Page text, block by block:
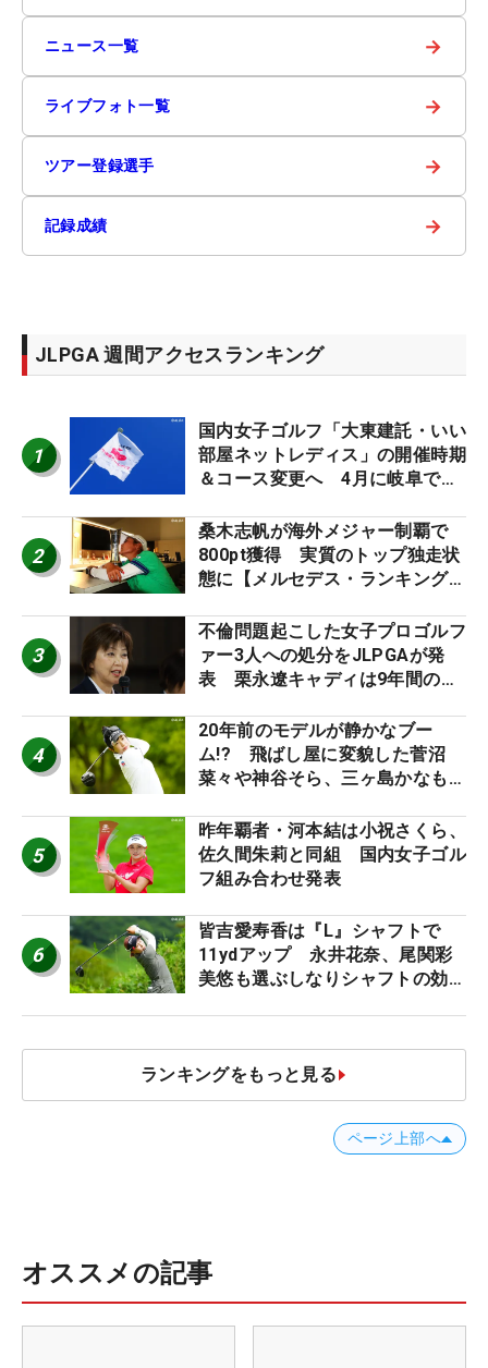
ニュース一覧 →
ライブフォト一覧 →
ツアー登録選手 →
記録成績 →
JLPGA 週間アクセスランキング
1
国内女子ゴルフ「大東建託・いい
部屋ネットレディス」の開催時期
＆コース変更へ 4月に岐阜で開
2
桑木志帆が海外メジャー制覇で
800pt獲得 実質のトップ独走状
態に【メルセデス・ランキング番
3
不倫問題起こした女子プロゴルフ
ァー3人への処分をJLPGAが発
表 栗永遼キャディは9年間の立
4
20年前のモデルが静かなブー
ム!? 飛ばし屋に変貌した菅沼
菜々や神谷そら、三ヶ島かなも使
ロたちの“飛ばしギア”】
5
昨年覇者・河本結は小祝さくら、
佐久間朱莉と同組 国内女子ゴル
フ組み合わせ発表
6
皆吉愛寿香は『L』シャフトで
11ydアップ 永井花奈、尾関彩
美悠も選ぶしなりシャフトの効果
ランキングをもっと見る
ページ上部へ
オススメの記事